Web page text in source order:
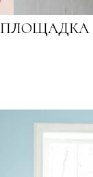
— ПЛОЩАДКА